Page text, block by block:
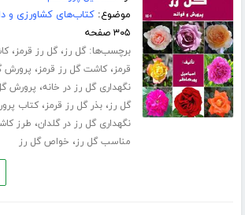
موضوع:کتاب‌های کشاورزی و
۳۰۵ صفحه
برچسب‌ها:گل رز،گل رز قرمز،
قرمز،کاشت گل رز قرمز، پرورش
نگهداری گل رز در خانه، پرورش
گل رز،بذر گل رز قرمز،کتاب
نگهداری گل رز در گلدان، طرز
مناسب گل رز، خواص گل رز